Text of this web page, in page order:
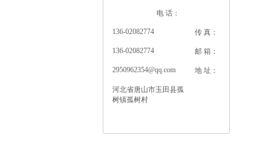
电 话：
136-02082774 传 真：
136-02082774 邮 箱：
2950962354@qq.com 地 址：
河北省唐山市玉田县孤
树镇孤树村